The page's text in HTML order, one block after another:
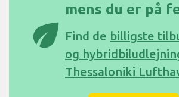
eco
mens du er på
Find de billigste
og
Thessaloniki